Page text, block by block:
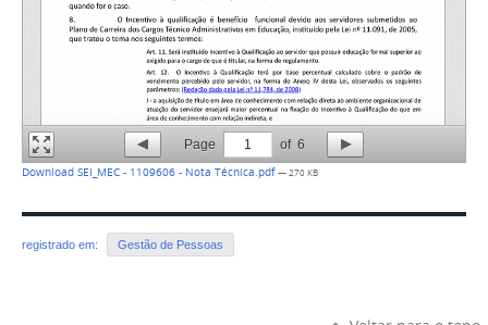
Page 1 of 6
Download SEI_MEC - 1109606 - Nota Técnica.pdf— 270 KB
registrado em: Gestão de Pessoas